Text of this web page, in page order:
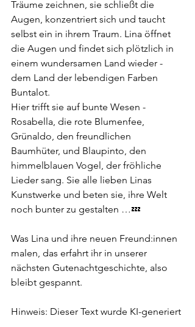
Träume zeichnen, sie schließt die
Augen, konzentriert sich und taucht
selbst ein in ihrem Traum. Lina öffnet
die Augen und findet sich plötzlich in
einem wundersamen Land wieder -
dem Land der lebendigen Farben
Buntalot.
Hier trifft sie auf bunte Wesen -
Rosabella, die rote Blumenfee,
Grünaldo, den freundlichen
Baumhüter, und Blaupinto, den
himmelblauen Vogel, der fröhliche
Lieder sang. Sie alle lieben Linas
Kunstwerke und beten sie, ihre Welt
noch bunter zu gestalten …💤
Was Lina und ihre neuen Freund:innen
malen, das erfahrt ihr in unserer
nächsten Gutenachtgeschichte, also
bleibt gespannt.
Hinweis: Dieser Text wurde KI-generiert